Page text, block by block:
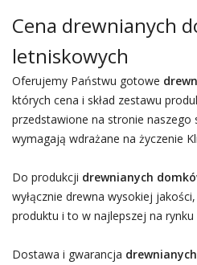
Cena drewnianych
letniskowych
Oferujemy Państwu gotowe
których cena i skład zestawu
przedstawione na stronie naszego
wymagają wdrażane na życzenie
Do produkcji drewnianych
wyłącznie drewna wysokiej
produktu i to w najlepszej na rynku
Dostawa i gwarancja